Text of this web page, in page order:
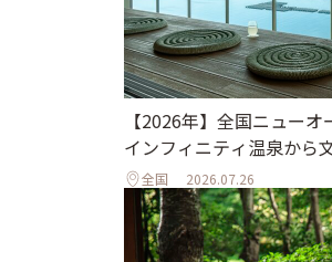
【2026年】全国ニュー
インフィニティ温泉から
全国 2026.07.26